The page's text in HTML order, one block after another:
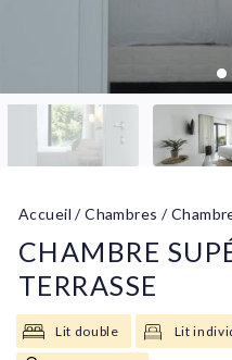
Accueil /Chambres /
CHAMBRE
TERRASSE
Lit double Lit